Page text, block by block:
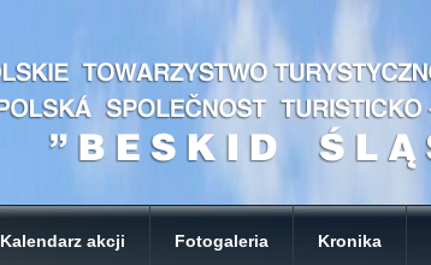
Kalendarz akcji Fotogaleria Kronika